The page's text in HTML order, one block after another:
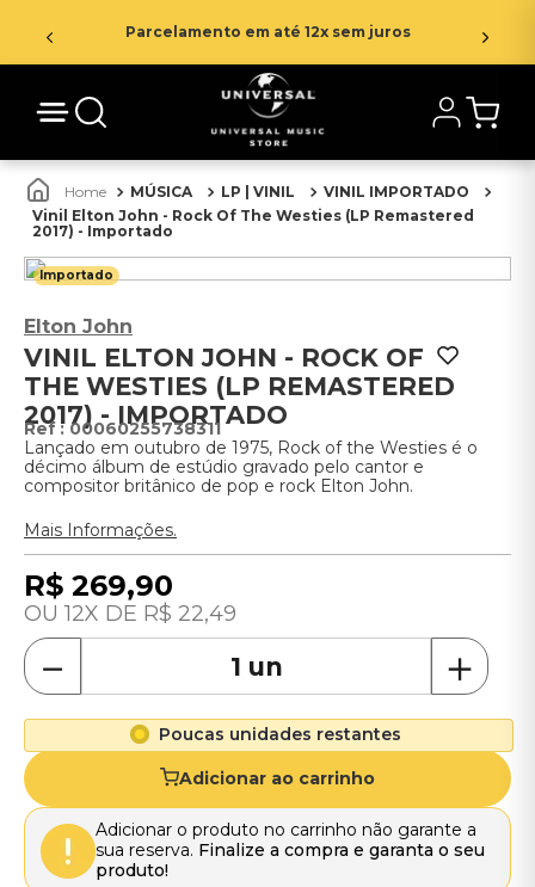
Parcelamento em até 12x sem juros
MÚSICA LP | VINIL
VINIL IMPORTADO
Vinil Elton John - Rock Of The Westies (LP Remastered
2017) - Importado
Importado
Elton John
VINIL ELTON JOHN - ROCK OF
THE WESTIES (LP REMASTERED
2017) - IMPORTADO
: 00060255738311
Lançado em outubro de 1975, Rock of the Westies é o
décimo álbum de estúdio gravado pelo cantor e
compositor britânico de pop e rock Elton John.
Mais Informações.
R$ 269,90
12 R$ 22,49
＋
－
Poucas unidades restantes
Adicionar ao carrinho
Adicionar o produto no carrinho não garante a
sua reserva. Finalize a compra e garanta o seu
produto!